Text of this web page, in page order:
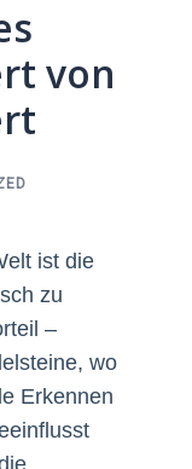
von
ist die
zu
–
wo
Erkennen